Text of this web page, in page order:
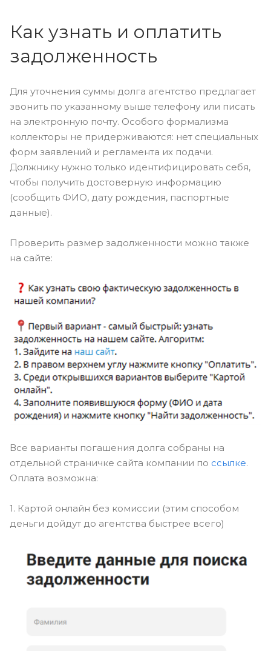
Как узнать и оплатить
задолженность
Для уточнения суммы долга агентство предлагает
звонить по указанному выше телефону или писать
на электронную почту. Особого формализма
коллекторы не придерживаются: нет специальных
форм заявлений и регламента их подачи.
Должнику нужно только идентифицировать себя,
чтобы получить достоверную информацию
(сообщить ФИО, дату рождения, паспортные
данные).
Проверить размер задолженности можно также
на сайте:
Все варианты погашения долга собраны на
отдельной страничке сайта компании по ссылке.
Оплата возможна:
1. Картой онлайн без комиссии (этим способом
деньги дойдут до агентства быстрее всего)